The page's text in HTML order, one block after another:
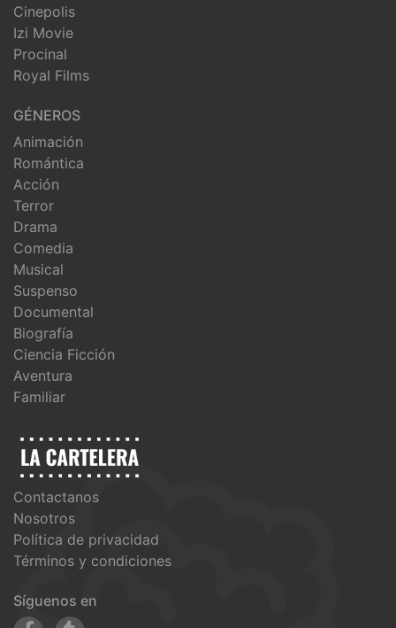
Cinepolis
Izi Movie
Procinal
Royal Films
GÉNEROS
Animación
Romántica
Acción
Terror
Drama
Comedia
Musical
Suspenso
Documental
Biografía
Ciencia Ficción
Aventura
Familiar
Contactanos
Nosotros
Política de privacidad
Términos y condiciones
Síguenos en